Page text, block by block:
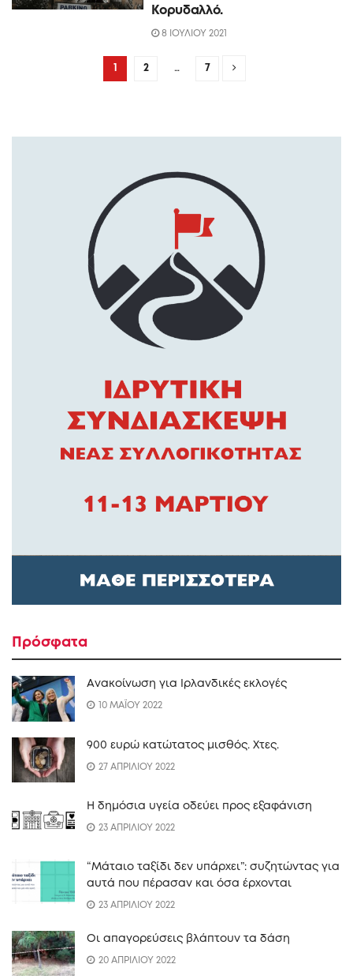
Κορυδαλλό.
8 ΙΟΥΛΙΟΥ 2021
2 … 7
Πρόσφατα
Ανακοίνωση για Ιρλανδικές εκλογές
10 ΜΑΪΟΥ 2022
900 ευρώ κατώτατος μισθός. Xτες.
27 ΑΠΡΙΛΙΟΥ 2022
Η δημόσια υγεία οδεύει προς εξαφάνιση
23 ΑΠΡΙΛΙΟΥ 2022
“Mάταιο ταξίδι δεν υπάρχει”: συζητώντας για
αυτά που πέρασαν και όσα έρχονται
23 ΑΠΡΙΛΙΟΥ 2022
Οι απαγορεύσεις βλάπτουν τα δάση
20 ΑΠΡΙΛΙΟΥ 2022